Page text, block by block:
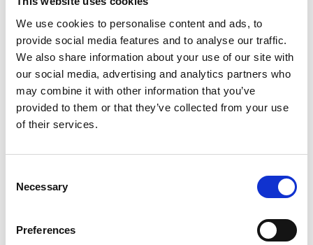
We use cookies to personalise content and ads, to
provide social media features and to analyse our traffic.
We also share information about your use of our site with
our social media, advertising and analytics partners who
may combine it with other information that you’ve
provided to them or that they’ve collected from your use
of their services.
Selection
Necessary
Preferences
Loppis - Antikt - Kuriosa
Adress: Karlagatan 30, 531 40 Lidköping.
Mobil: 073-060 88 81
Hemsida
PK Secondhand
humanitär hjälp. Alla typer av varor är välkomna
(möbler, prylar, kläder, köksredskap och böcker). Det
hjälpinsatser.